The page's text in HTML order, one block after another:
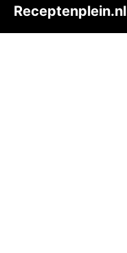
Receptenplein.nl